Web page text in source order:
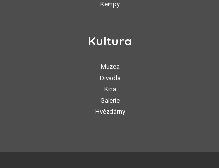
Kempy
Kultura
Muzea
Divadla
Kina
Galerie
Hvězdárny